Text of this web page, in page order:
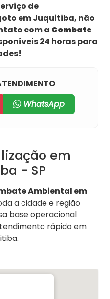
de
em Juquitiba, não
com a Combate
24 horas para
WhatsApp
em
- SP
Ambiental em
a cidade e região
base operacional
rápido em